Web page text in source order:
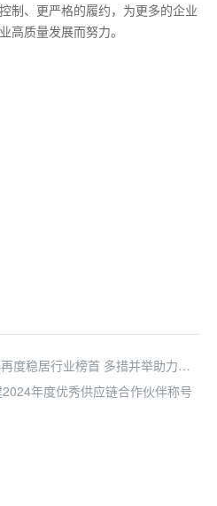
制、更严格的履约，为更多的企业
高质量发展而努力。
度稳居行业榜首 多措并举助力高
年度优秀供应链合作伙伴称号